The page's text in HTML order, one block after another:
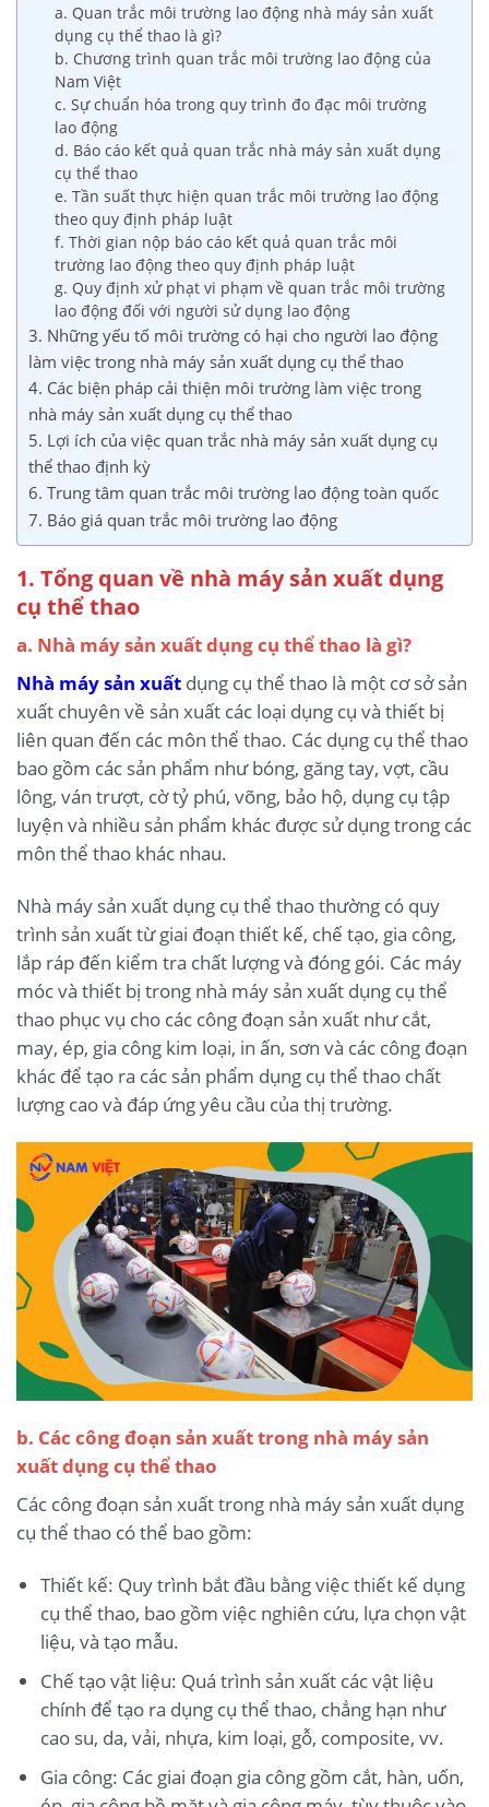
a. Quan trắc môi trường lao động nhà máy sản xuất
dụng cụ thể thao là gì?
b. Chương trình quan trắc môi trường lao động của
Nam Việt
c. Sự chuẩn hóa trong quy trình đo đạc môi trường
lao động
d. Báo cáo kết quả quan trắc nhà máy sản xuất dụng
cụ thể thao
e. Tần suất thực hiện quan trắc môi trường lao động
theo quy định pháp luật
f. Thời gian nộp báo cáo kết quả quan trắc môi
trường lao động theo quy định pháp luật
g. Quy định xử phạt vi phạm về quan trắc môi trường
lao động đối với người sử dụng lao động
3. Những yếu tố môi trường có hại cho người lao động
làm việc trong nhà máy sản xuất dụng cụ thể thao
4. Các biện pháp cải thiện môi trường làm việc trong
nhà máy sản xuất dụng cụ thể thao
5. Lợi ích của việc quan trắc nhà máy sản xuất dụng cụ
thể thao định kỳ
6. Trung tâm quan trắc môi trường lao động toàn quốc
7. Báo giá quan trắc môi trường lao động
1. Tổng quan về nhà máy sản xuất dụng
cụ thể thao
a. Nhà máy sản xuất dụng cụ thể thao là gì?
Nhà máy sản xuất dụng cụ thể thao là một cơ sở sản
xuất chuyên về sản xuất các loại dụng cụ và thiết bị
liên quan đến các môn thể thao. Các dụng cụ thể thao
bao gồm các sản phẩm như bóng, găng tay, vợt, cầu
lông, ván trượt, cờ tỷ phú, võng, bảo hộ, dụng cụ tập
luyện và nhiều sản phẩm khác được sử dụng trong các
môn thể thao khác nhau.
Nhà máy sản xuất dụng cụ thể thao thường có quy
trình sản xuất từ giai đoạn thiết kế, chế tạo, gia công,
lắp ráp đến kiểm tra chất lượng và đóng gói. Các máy
móc và thiết bị trong nhà máy sản xuất dụng cụ thể
thao phục vụ cho các công đoạn sản xuất như cắt,
may, ép, gia công kim loại, in ấn, sơn và các công đoạn
khác để tạo ra các sản phẩm dụng cụ thể thao chất
lượng cao và đáp ứng yêu cầu của thị trường.
b. Các công đoạn sản xuất trong nhà máy sản
xuất dụng cụ thể thao
Các công đoạn sản xuất trong nhà máy sản xuất dụng
cụ thể thao có thể bao gồm:
Thiết kế: Quy trình bắt đầu bằng việc thiết kế dụng
cụ thể thao, bao gồm việc nghiên cứu, lựa chọn vật
liệu, và tạo mẫu.
Chế tạo vật liệu: Quá trình sản xuất các vật liệu
chính để tạo ra dụng cụ thể thao, chẳng hạn như
cao su, da, vải, nhựa, kim loại, gỗ, composite, vv.
Gia công: Các giai đoạn gia công gồm cắt, hàn, uốn,